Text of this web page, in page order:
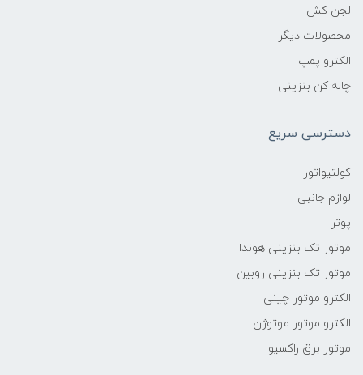
لجن کش
محصولات دیگر
الکترو پمپ
چاله کن بنزینی
دسترسی سریع
کولتیواتور
لوازم جانبی
پوتر
موتور تک بنزینی هوندا
موتور تک بنزینی روبین
الکترو موتور چینی
الکترو موتور موتوژن
موتور برق راکسیو